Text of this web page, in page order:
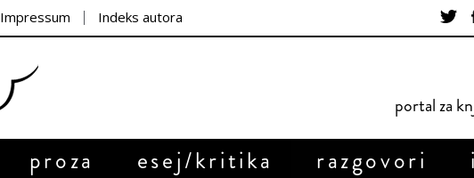
Impressum Indeks autora
portal za
proza esej/kritika razgovori